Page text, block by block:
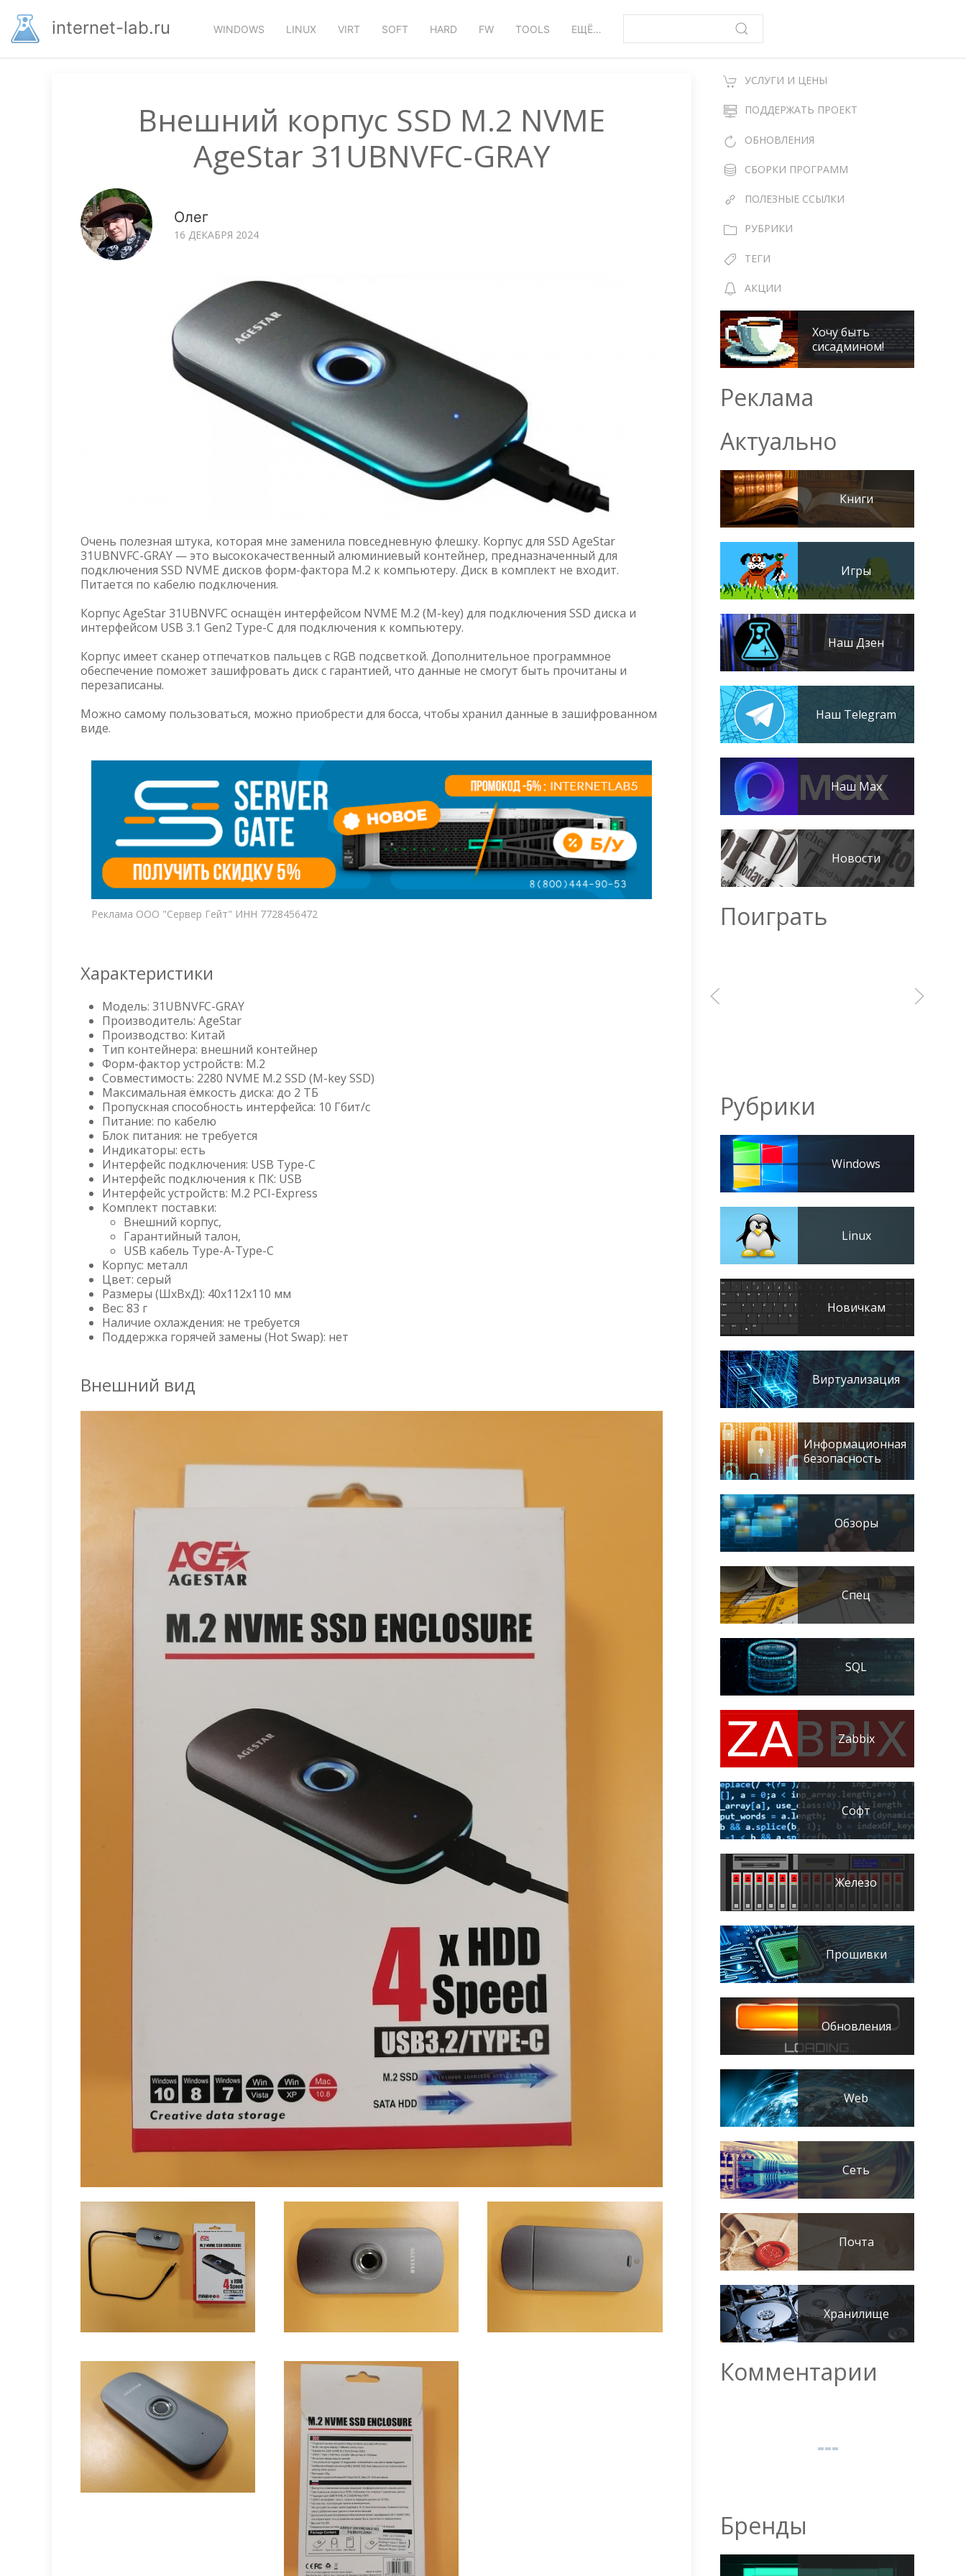
основномуinternet-lab.ru WINDOWS LINUX VIRT SOFT HARD FW TOOLS ЕЩЁ…
Внешний корпус SSD M.2 NVME
AgeStar 31UBNVFC-GRAY
Олег
16 ДЕКАБРЯ 2024
Очень полезная штука, которая мне заменила повседневную флешку. Корпус для SSD AgeStar
31UBNVFC-GRAY — это высококачественный алюминиевый контейнер, предназначенный для
подключения SSD NVME дисков форм-фактора M.2 к компьютеру. Диск в комплект не входит.
Питается по кабелю подключения.
Корпус AgeStar 31UBNVFC оснащён интерфейсом NVME M.2 (M-key) для подключения SSD диска и
интерфейсом USB 3.1 Gen2 Type-C для подключения к компьютеру.
Корпус имеет сканер отпечатков пальцев с RGB подсветкой. Дополнительное программное
обеспечение поможет зашифровать диск с гарантией, что данные не смогут быть прочитаны и
перезаписаны.
Можно самому пользоваться, можно приобрести для босса, чтобы хранил данные в зашифрованном
виде.
Реклама ООО "Сервер Гейт" ИНН 7728456472
Характеристики
Модель: 31UBNVFC-GRAY
Производитель: AgeStar
Производство: Китай
Тип контейнера: внешний контейнер
Форм-фактор устройств: M.2
Совместимость: 2280 NVME M.2 SSD (M-key SSD)
Максимальная ёмкость диска: до 2 ТБ
Пропускная способность интерфейса: 10 Гбит/с
Питание: по кабелю
Блок питания: не требуется
Индикаторы: есть
Интерфейс подключения: USB Type-C
Интерфейс подключения к ПК: USB
Интерфейс устройств: M.2 PCI-Express
Комплект поставки:
Внешний корпус,
Гарантийный талон,
USB кабель Type-A-Type-C
Корпус: металл
Цвет: серый
Размеры (ШxВxД): 40х112х110 мм
Вес: 83 г
Наличие охлаждения: не требуется
Поддержка горячей замены (Hot Swap): нет
Внешний вид
УСЛУГИ И ЦЕНЫ
ПОДДЕРЖАТЬ ПРОЕКТ
ОБНОВЛЕНИЯ
СБОРКИ ПРОГРАММ
ПОЛЕЗНЫЕ ССЫЛКИ
РУБРИКИ
ТЕГИ
АКЦИИ
Хочу быть
сисадмином!
Реклама
Актуально
Книги
Игры
Наш Дзен
Наш Telegram
Наш Max
Новости
Поиграть
Рубрики
Windows
Linux
Новичкам
Виртуализация
Информационная
безопасность
Обзоры
Спец
SQL
Zabbix
Софт
Железо
Прошивки
Обновления
Web
Сеть
Почта
Хранилище
Комментарии
Бренды